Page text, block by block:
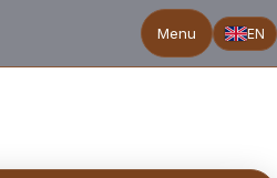
Menu EN